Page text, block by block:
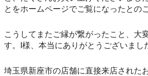
とをホームページでご覧になったとの
こうしてまたご縁が繋がったこと、大
す。I様、本当にありがとうございまし
埼玉県新座市の店舗に直接来店された